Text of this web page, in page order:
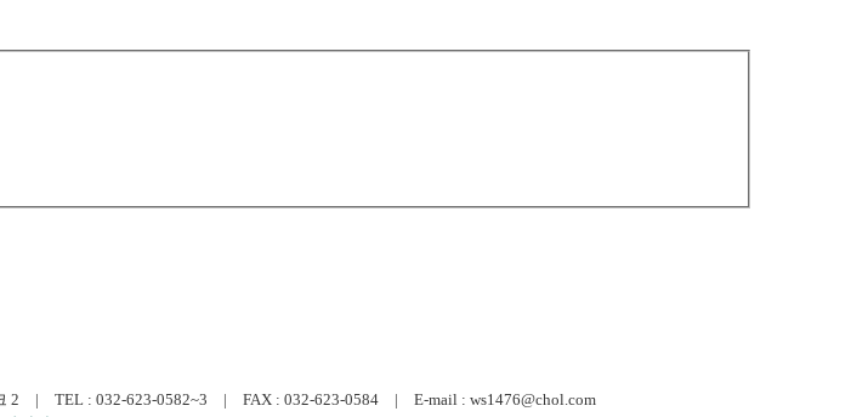
크 2 | TEL : 032-623-0582~3 | FAX : 032-623-0584 | E-mail : ws1476@chol.com